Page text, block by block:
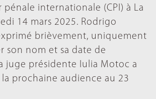
pénale internationale (CPI) à La
14 mars 2025. Rodrigo
brièvement, uniquement
son nom et sa date de
juge présidente Iulia Motoc a
prochaine audience au 23